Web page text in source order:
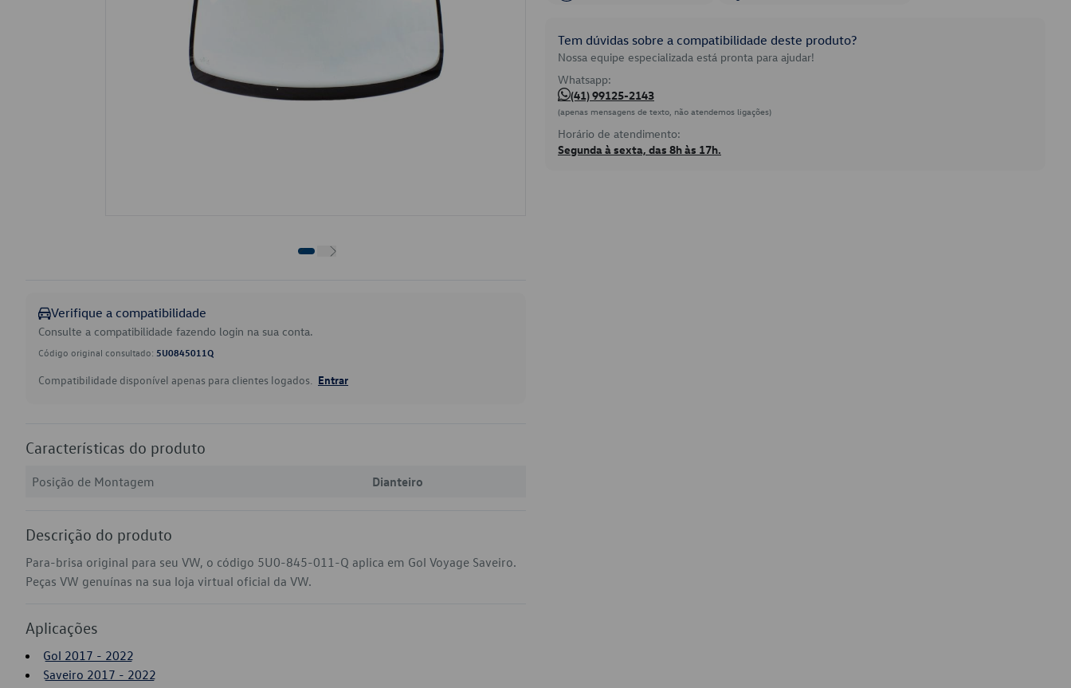
Verifique a compatibilidade
Consulte a compatibilidade fazendo login na sua conta.
Código original consultado: 5U0845011Q
Compatibilidade disponível apenas para clientes logados. Entrar
Características do produto
Posição de Montagem Dianteiro
Descrição do produto
Para-brisa original para seu VW, o código 5U0-845-011-Q aplica em Gol Voyage Saveiro.
Peças VW genuínas na sua loja virtual oficial da VW.
Aplicações
Gol 2017 - 2022
Saveiro 2017 - 2022
Tem dúvidas sobre a compatibilidade deste produto?
Nossa equipe especializada está pronta para ajudar!
Whatsapp:
(41) 99125-2143
(apenas mensagens de texto, não atendemos ligações)
Horário de atendimento:
Segunda à sexta, das 8h às 17h.